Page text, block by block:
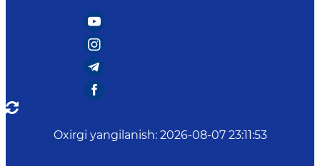
Oxirgi yangilanish: 2026-08-07 23:11:53